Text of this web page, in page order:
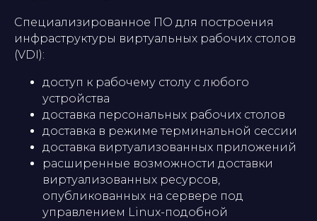
Специализированное ПО для построения
инфраструктуры виртуальных рабочих столов
(VDI):
доступ к рабочему столу с любого
устройства
доставка персональных рабочих столов
доставка в режиме терминальной сессии
доставка виртуализованных приложений
расширенные возможности доставки
виртуализованных ресурсов,
опубликованных на сервере под
управлением Linux-подобной